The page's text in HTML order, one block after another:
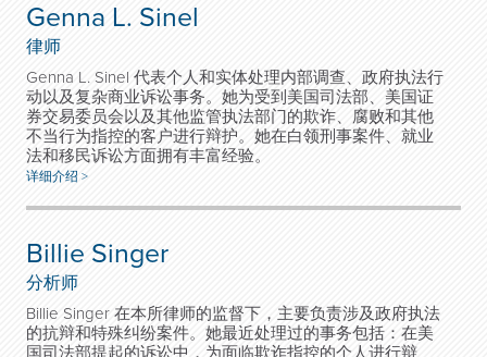
Genna L. Sinel
律师
Genna L. Sinel 代表个人和实体处理内部调查、政府执法行
动以及复杂商业诉讼事务。她为受到美国司法部、美国证
券交易委员会以及其他监管执法部门的欺诈、腐败和其他
不当行为指控的客户进行辩护。她在白领刑事案件、就业
法和移民诉讼方面拥有丰富经验。
详细介绍 >
Billie Singer
分析师
Billie Singer 在本所律师的监督下，主要负责涉及政府执法
的抗辩和特殊纠纷案件。她最近处理过的事务包括：在美
国司法部提起的诉讼中，为面临欺诈指控的个人进行辩